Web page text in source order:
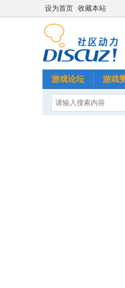
设为首页 收藏本站
游戏论坛 游戏